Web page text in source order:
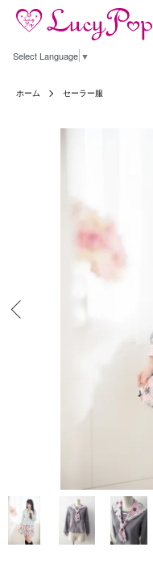
Select Language ▼
ホーム セーラー服